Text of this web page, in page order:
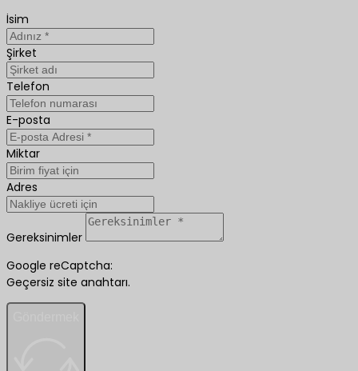
İsim
Şirket
Telefon
E-posta
Miktar
Adres
Gereksinimler
Google reCaptcha:
Geçersiz site anahtarı.